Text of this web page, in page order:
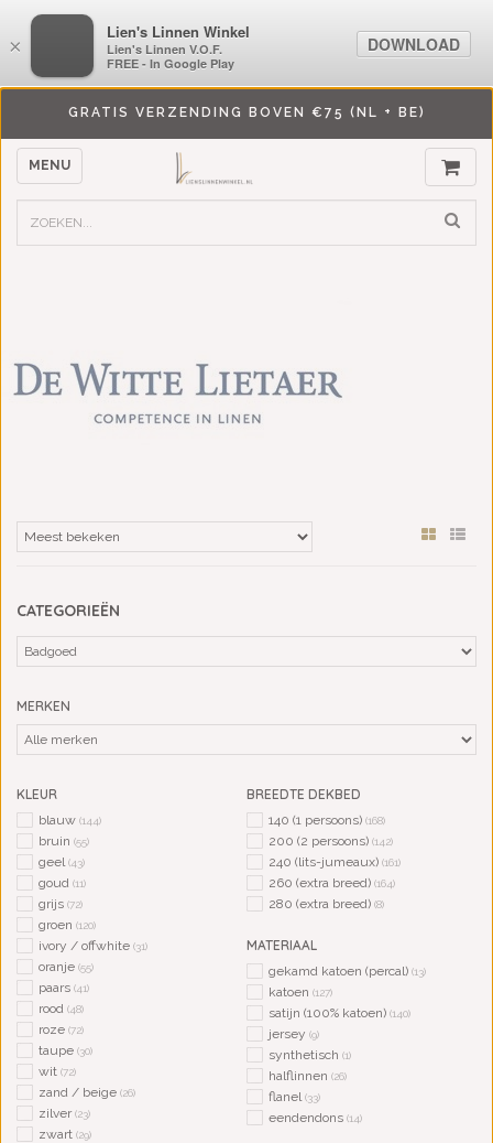
GRATIS VERZENDING BOVEN €75 (NL + BE)
MENU
CATEGORIEËN
MERKEN
KLEUR
blauw (144)
bruin (55)
geel(43)
goud (11)
grijs (72)
groen (120)
ivory / offwhite (31)
oranje (55)
paars (41)
rood (48)
roze (72)
taupe (30)
wit (72)
zand / beige (26)
zilver(23)
zwart (29)
BREEDTE DEKBED
140 (1 persoons) (168)
200 (2 persoons) (142)
240 (lits-jumeaux) (161)
260 (extra breed) (164)
280 (extra breed) (8)
MATERIAAL
gekamd katoen (percal) (13)
katoen (127)
satijn (100% katoen) (140)
jersey (9)
synthetisch (1)
halflinnen (26)
flanel(33)
eendendons (14)
×
LiensLinnenwinkel.nl
Lien's Linnen V.O.F.
FREE - In Google Play
DOWNLOAD
×
Lien's Linnen Winkel
Lien's Linnen V.O.F.
FREE - In Google Play
DOWNLOAD